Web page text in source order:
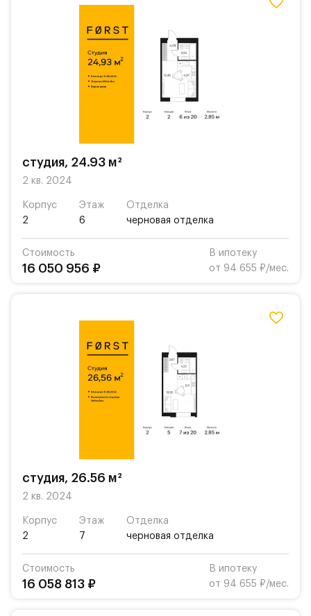
студия, 24.93 м²
2 кв. 2024
Корпус
2
Этаж
6
Отделка
черновая отделка
Стоимость
16 050 956 ₽
В ипотеку
от 94 655 ₽/мес.
студия, 26.56 м²
2 кв. 2024
Корпус
2
Этаж
7
Отделка
черновая отделка
Стоимость
16 058 813 ₽
В ипотеку
от 94 655 ₽/мес.